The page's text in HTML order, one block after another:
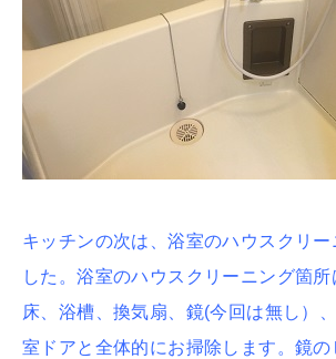
キッチンの次は、浴室のハウスクリー
した。浴室のハウスクリーニング箇所
床、浴槽、換気扇、鏡(今回は無し）
室ドアと全体的にお掃除します。鏡の